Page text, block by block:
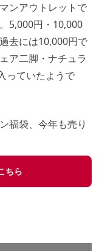
ンアウトレットで
5,000円・10,000
去には10,000円で
ア二脚・ナチュラ
っていたようで
福袋、今年も売り
ちら